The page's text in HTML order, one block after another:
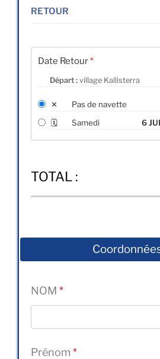
RETOUR
Date Retour*
✕
Pas de navette
🗓
Samedi 6
Départ :village Kallisterra
TOTAL :
NOM *
Prénom *